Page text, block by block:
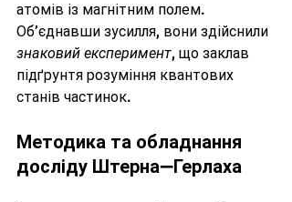
атомів із магнітним полем.
Об’єднавши зусилля, вони здійснили
знаковий експеримент, що заклав
підґрунтя розуміння квантових
станів частинок.
Методика та обладнання
досліду Штерна—Герлаха